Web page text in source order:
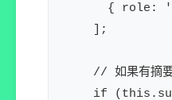
{ role:
    ];
// 如果有摘
if